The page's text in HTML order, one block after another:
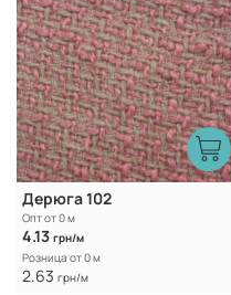
Дерюга 102
Опт от 0 м
4.13 грн/м
Розница от 0 м
2.63 грн/м